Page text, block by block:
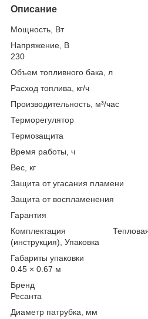
Описание
Мощность,
230
Объем
Расход
Время
Вес, кг
Защита от
Защита от
Комплектация Тепловая
(инструкция), Упаковка
Габариты
0.45 × 0.67 м
Ресанта
Диаметр